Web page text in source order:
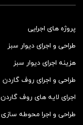
پروژه های اجرایی
طراحی و اجرای دیوار سبز
هزینه اجرای دیوار سبز
طراحی و اجرای روف گاردن
اجرای لایه های روف گاردن
طراحی و اجرا محوطه سازی